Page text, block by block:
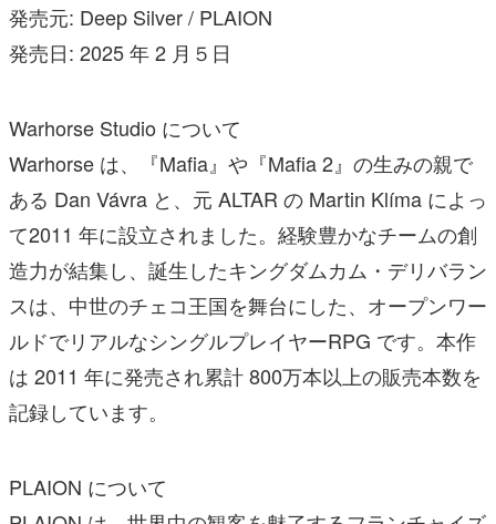
発売元: Deep Silver / PLAION
発売日: 2025 年 2 月５日
Warhorse Studio について
Warhorse は、『Mafia』や『Mafia 2』の生みの親で
ある Dan Vávra と、元 ALTAR の Martin Klíma によっ
て2011 年に設立されました。経験豊かなチームの創
造力が結集し、誕生したキングダムカム・デリバラン
スは、中世のチェコ王国を舞台にした、オープンワー
ルドでリアルなシングルプレイヤーRPG です。本作
は 2011 年に発売され累計 800万本以上の販売本数を
記録しています。
PLAION について